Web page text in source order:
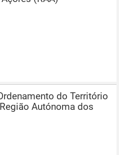
do Território
Autónoma dos